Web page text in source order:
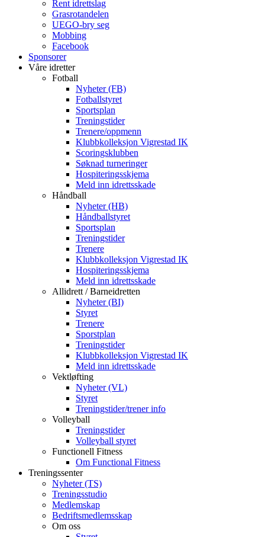
Rent idrettslag
Grasrotandelen
UEGO-bry seg
Mobbing
Facebook
Sponsorer
Våre idretter
Fotball
Nyheter (FB)
Fotballstyret
Sportsplan
Treningstider
Trenere/oppmenn
Klubbkolleksjon Vigrestad IK
Scoringsklubben
Søknad turneringer
Hospiteringsskjema
Meld inn idrettsskade
Håndball
Nyheter (HB)
Håndballstyret
Sportsplan
Treningstider
Trenere
Klubbkolleksjon Vigrestad IK
Hospiteringsskjema
Meld inn idrettsskade
Allidrett / Barneidretten
Nyheter (BI)
Styret
Trenere
Sporstplan
Treningstider
Klubbkolleksjon Vigrestad IK
Meld inn idrettsskade
Vektløfting
Nyheter (VL)
Styret
Treningstider/trener info
Volleyball
Treningstider
Volleyball styret
Functionell Fitness
Om Functional Fitness
Treningssenter
Nyheter (TS)
Treningsstudio
Medlemskap
Bedriftsmedlemsskap
Om oss